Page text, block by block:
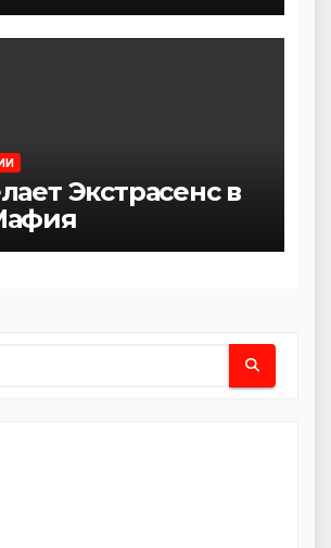
Экстрасенс в